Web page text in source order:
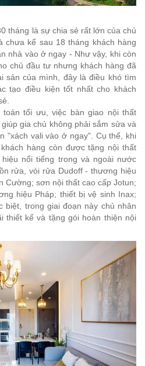
tháng là sự chia sẻ rất lớn của chủ
chưa kể sau 18 tháng khách hàng
nhà vào ở ngay - Như vậy, khi còn
chủ đầu tư nhưng khách hàng đã
sản của mình, đây là điều khó tìm
tạo điều kiện tốt nhất cho khách
toán tối ưu, việc bàn giao nội thất
gia chủ không phải sắm sửa và
"xách vali vào ở ngay". Cụ thể, khi
hàng còn được tặng nội thất
nổi tiếng trong và ngoài nước
rửa, vòi rửa Dudoff - thương hiệu
Cường; sơn nội thất cao cấp Jotun;
hiệu Pháp; thiết bị vệ sinh Inax;
biệt, trong giai đoạn này chủ nhân
kế và tặng gói hoàn thiện nội